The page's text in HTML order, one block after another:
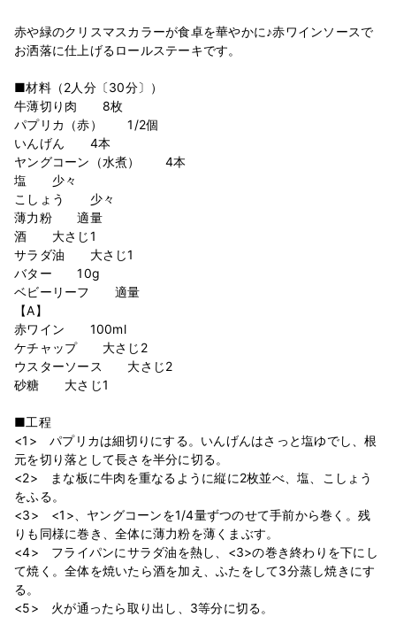
赤や緑のクリスマスカラーが食卓を華やかに♪赤ワインソースで
お洒落に仕上げるロールステーキです。
■材料（2人分〔30分〕）
牛薄切り肉 8枚
パプリカ（赤） 1/2個
いんげん 4本
ヤングコーン（水煮） 4本
塩 少々
こしょう 少々
薄力粉 適量
酒 大さじ1
サラダ油 大さじ1
バター 10g
ベビーリーフ 適量
【A】
赤ワイン 100ml
ケチャップ 大さじ2
ウスターソース 大さじ2
砂糖 大さじ1
■工程
<1> パプリカは細切りにする。いんげんはさっと塩ゆでし、根
元を切り落として長さを半分に切る。
<2> まな板に牛肉を重なるように縦に2枚並べ、塩、こしょう
をふる。
<3> <1>、ヤングコーンを1/4量ずつのせて手前から巻く。残
りも同様に巻き、全体に薄力粉を薄くまぶす。
<4> フライパンにサラダ油を熱し、<3>の巻き終わりを下にし
て焼く。全体を焼いたら酒を加え、ふたをして3分蒸し焼きにす
る。
<5> 火が通ったら取り出し、3等分に切る。